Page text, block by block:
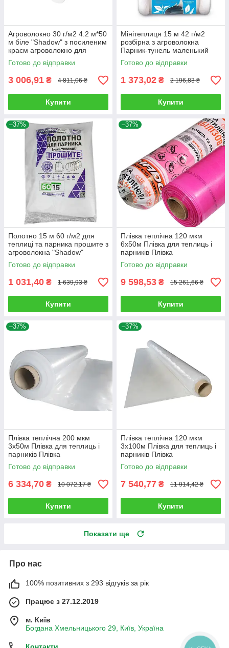
Агроволокно 30 г/м2 4.2 м*50
м біле "Shadow" з посиленим
краєм агроволокно для
парників
Готово до відправки
3 006,91 ₴ 4 811,06 ₴
Купити
Мінітеплиця 15 м 42 г/м2
розбірна з агроволокна
Парник-тунель маленький
Агро-Лідер Мініпарник
арковий
Готово до відправки
1 373,02 ₴ 2 196,83 ₴
Купити
–37%
Полотно 15 м 60 г/м2 для
теплиці та парника прошите з
агроволокна "Shadow"
Готово до відправки
1 031,40 ₴ 1 639,93 ₴
Купити
–37%
Плівка теплічна 120 мкм
6х50м Плівка для теплиць і
парників Плівка
поліетиленова рожева Плівка
Shadow
Готово до відправки
9 598,53 ₴ 15 261,66 ₴
Купити
–37%
Плівка теплічна 200 мкм
3х50м Плівка для теплиць і
парників Плівка
поліетиленова, прозора
Готово до відправки
6 334,70 ₴ 10 072,17 ₴
Купити
–37%
Плівка теплічна 120 мкм
3х100м Плівка для теплиць і
парників Плівка
поліетиленова, прозора
Готово до відправки
7 540,77 ₴ 11 914,42 ₴
Купити
Показати ще
Про нас
100% позитивних з 293 відгуків за рік
Працює з 27.12.2019
м. Київ
Богдана Хмельницького 29, Київ, Україна